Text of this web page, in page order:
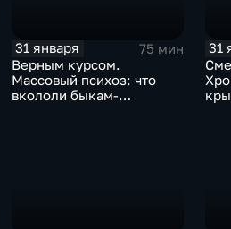
31 января
75 мин
Верным курсом.
Массовый психоз: что
вкололи быкам-
31